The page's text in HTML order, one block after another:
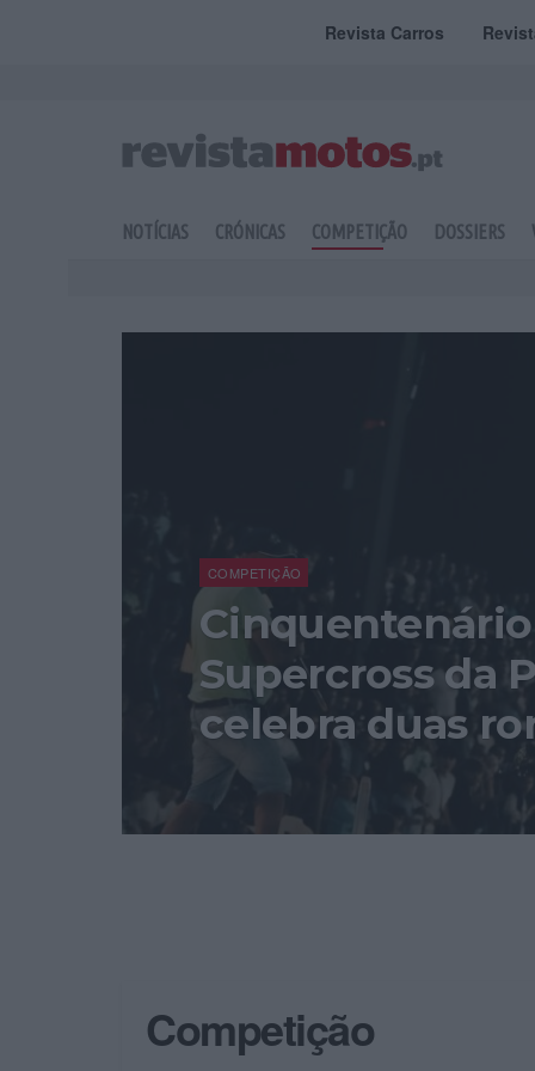
Revista Carros
NOTÍCIAS CRÓNICAS COMPETIÇÃO DOSSIERS
COMPETIÇÃO
Supercross da
celebra duas
Competição